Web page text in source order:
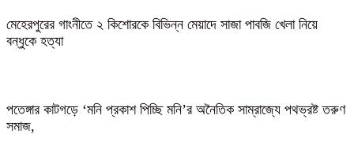
মেহেরপুরের গাংনীতে ২ কিশোরকে বিভিন্ন মেয়াদে সাজা পাবজি খেলা নিয়ে
বন্ধুকে হত্যা
পতেঙ্গার কাটগড়ে ‘মনি প্রকাশ পিচ্ছি মনি’র অনৈতিক সাম্রাজ্যে পথভ্রষ্ট তরুণ
সমাজ,